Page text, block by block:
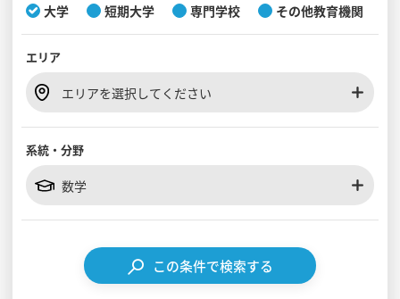
入試・受験入門
大学 短期大学 専門学校 その他教育機関
エリア
エリアを選択してください
系統・分野
数学
この条件で検索する